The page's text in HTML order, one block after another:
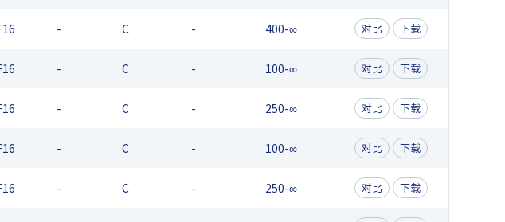
- C - 400-∞ 对比 下载
- C - 100-∞ 对比 下载
- C - 250-∞ 对比 下载
- C - 100-∞ 对比 下载
- C - 250-∞ 对比 下载